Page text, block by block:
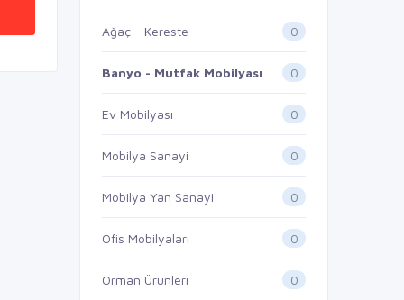
Ağaç - Kereste 0
Banyo - Mutfak Mobilyası 0
Ev Mobilyası 0
Mobilya Sanayi 0
Mobilya Yan Sanayi 0
Ofis Mobilyaları 0
Orman Ürünleri 0